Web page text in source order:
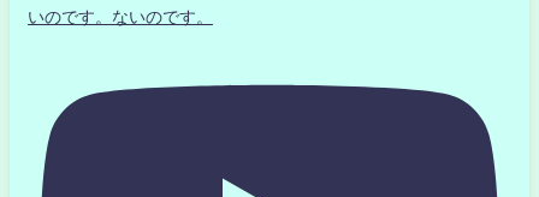
いのです。ないのです。